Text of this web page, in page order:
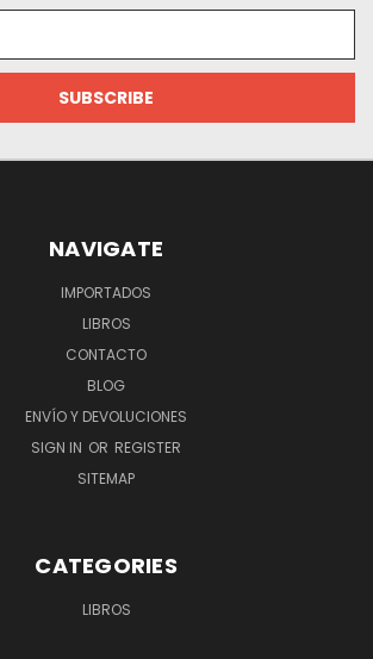
NAVIGATE
IMPORTADOS
LIBROS
CONTACTO
BLOG
ENVÍO Y DEVOLUCIONES
SIGN IN OR REGISTER
SITEMAP
CATEGORIES
LIBROS